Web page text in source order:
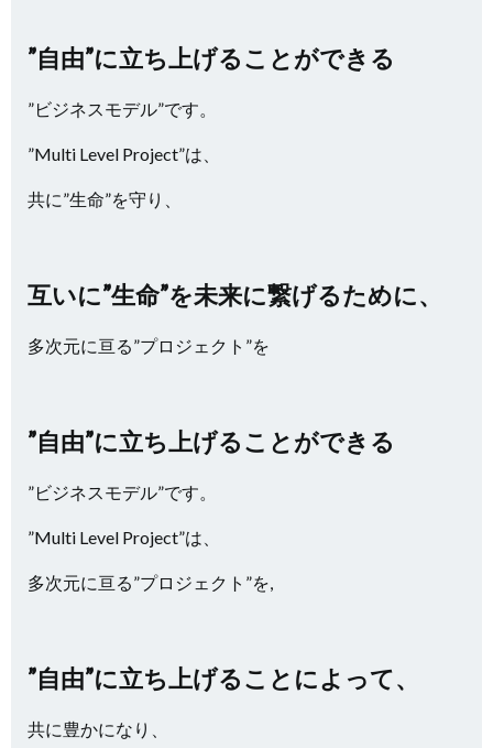
”自由”に立ち上げることができる
”ビジネスモデル”です。
”Multi Level Project”は、
共に”生命”を守り、
互いに”生命”を未来に繋げるために、
多次元に亘る”プロジェクト”を
”自由”に立ち上げることができる
”ビジネスモデル”です。
”Multi Level Project”は、
多次元に亘る”プロジェクト”を,
”自由”に立ち上げることによって、
共に豊かになり、